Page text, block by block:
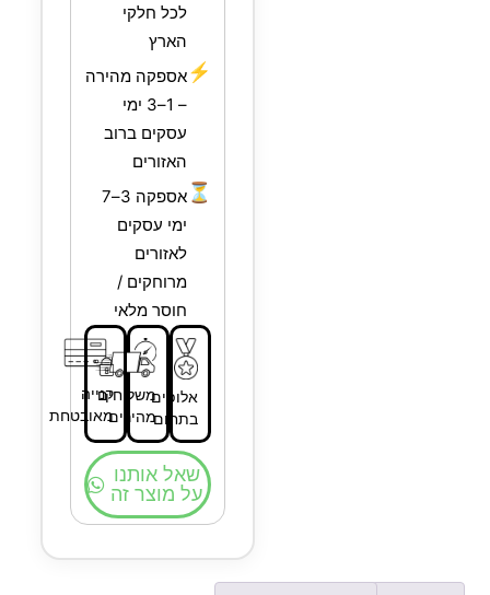
לכל חלקי
הארץ
⚡אספקה מהירה
– 1–3 ימי
עסקים ברוב
האזורים
⏳
אספקה 3–7
ימי עסקים
לאזורים
מרוחקים /
חוסר מלאי
אלופים
בתחום
משלוחים
מהירים
קנייה
מאובטחת
שאל אותנו
על מוצר זה